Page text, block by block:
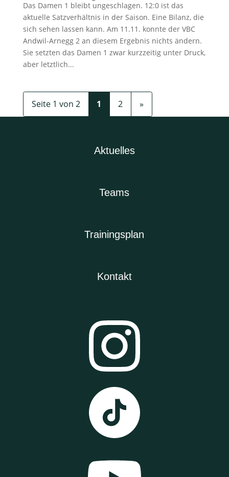
Das Damen 1 bleibt ungeschlagen. 12:0 ist das
aktuelle Satzverhältnis in der Saison. Eine Bilanz, die
sich sehen lassen kann. Am 11.11. konnte der VBC
Andwil-Arnegg 2 an diesem Ergebnis nichts ändern.
Sie setzten das Damen 1 zwar kurzzeitig unter Druck,
aber letztlich...
Seite 1 von 2 1 2 »
Aktuelles
Teams
Trainingsplan
Kontakt